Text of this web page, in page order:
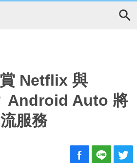
Netflix 與
Android Auto 將
服務